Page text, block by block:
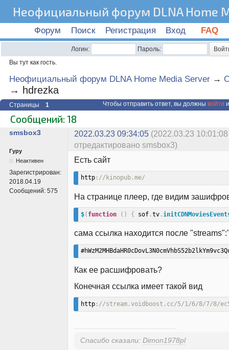
Неофициальный форум DLNA Home
Форум Поиск Регистрация Вход FAQ
Логин:
Пароль:
Вы тут как гость.
Неофициальный форум DLNA Home Media Server →
→ hdrezka
Страницы 1 Чтобы отправить ответ, вы должны войти
Сообщений: 18
smsbox3 2022.03.23 09:34:05 (2022.03.23 10:01:08
отредактировано smsbox3)
Гуру
Неактивен
Зарегистрирован:
2018.04.19
Сообщений: 575
Есть сайт
http://kinopub.me/
На странице плеер, где видим
$( function ( ) { sof.tv.
сама ссылка находится после
Как ее расшифровать?
Конечная ссылка имеет такой вид
http://stream.voidboost.cc/5/1/6/8/7/8/
Спасибо сказали: Dimon1978pl